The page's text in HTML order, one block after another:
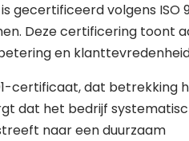
gecertificeerd volgens ISO
Deze certificering toont
en
certificaat, dat betrekking
dat het bedrijf
naar een duurzaam